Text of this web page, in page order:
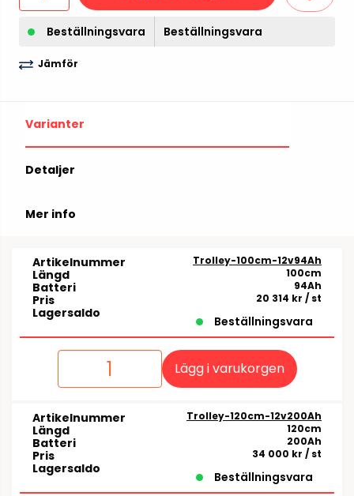
Beställningsvara Beställningsvara
Jämför
Varianter
Detaljer
Mer info
Artikelnummer Trolley-100cm-12v94Ah
Längd 100cm
Batteri 94Ah
Pris 20 314 kr / st
Lagersaldo
Beställningsvara
Lägg i varukorgen
Artikelnummer Trolley-120cm-12v200Ah
Längd 120cm
Batteri 200Ah
Pris 34 000 kr / st
Lagersaldo
Beställningsvara